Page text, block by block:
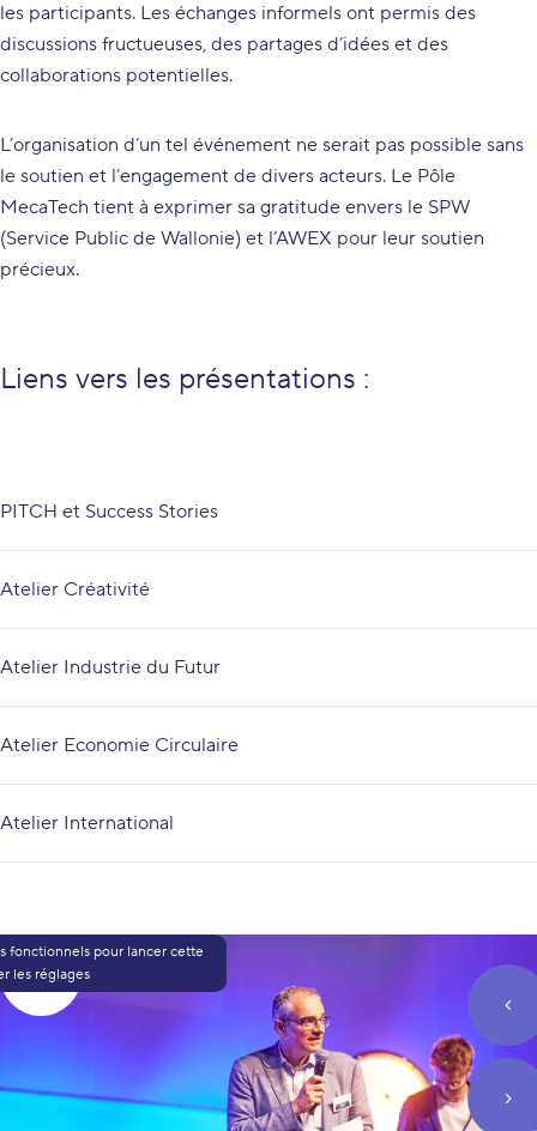
les participants. Les échanges informels ont permis des
discussions fructueuses, des partages d’idées et des
collaborations potentielles.
L’organisation d’un tel événement ne serait pas possible sans
le soutien et l’engagement de divers acteurs. Le Pôle
MecaTech tient à exprimer sa gratitude envers le SPW
(Service Public de Wallonie) et l’AWEX pour leur soutien
précieux.
Liens vers les présentations :
PITCH et Success Stories
Atelier Créativité
Atelier Industrie du Futur
Atelier Economie Circulaire
Atelier International
play_video
fonctionnels pour lancer cette
les réglages